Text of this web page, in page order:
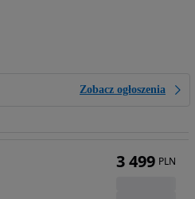
Zobacz ogłoszenia
3 499 PLN